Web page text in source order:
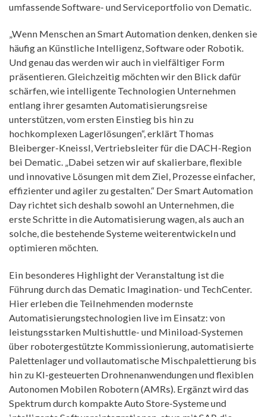
umfassende Software- und Serviceportfolio von Dematic.
„Wenn Menschen an Smart Automation denken, denken sie
häufig an Künstliche Intelligenz, Software oder Robotik.
Und genau das werden wir auch in vielfältiger Form
präsentieren. Gleichzeitig möchten wir den Blick dafür
schärfen, wie intelligente Technologien Unternehmen
entlang ihrer gesamten Automatisierungsreise
unterstützen, vom ersten Einstieg bis hin zu
hochkomplexen Lagerlösungen“, erklärt Thomas
Bleiberger-Kneissl, Vertriebsleiter für die DACH-Region
bei Dematic. „Dabei setzen wir auf skalierbare, flexible
und innovative Lösungen mit dem Ziel, Prozesse einfacher,
effizienter und agiler zu gestalten.“ Der Smart Automation
Day richtet sich deshalb sowohl an Unternehmen, die
erste Schritte in die Automatisierung wagen, als auch an
solche, die bestehende Systeme weiterentwickeln und
optimieren möchten.
Ein besonderes Highlight der Veranstaltung ist die
Führung durch das Dematic Imagination- und TechCenter.
Hier erleben die Teilnehmenden modernste
Automatisierungstechnologien live im Einsatz: von
leistungsstarken Multishuttle- und Miniload-Systemen
über robotergestützte Kommissionierung, automatisierte
Palettenlager und vollautomatische Mischpalettierung bis
hin zu KI-gesteuerten Drohnenanwendungen und flexiblen
Autonomen Mobilen Robotern (AMRs). Ergänzt wird das
Spektrum durch kompakte Auto Store-Systeme und